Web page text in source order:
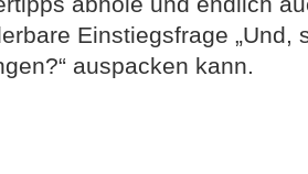
auspacken kann.